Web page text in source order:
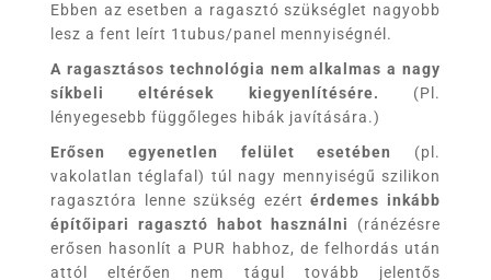
Ebben az esetben a ragasztó szükséglet nagyobb
lesz a fent leírt 1tubus/panel mennyiségnél.
A ragasztásos technológia nem alkalmas a nagy
síkbeli eltérések kiegyenlítésére.
(Pl.
lényegesebb függőleges hibák javítására.)
Erősen egyenetlen felület esetében (pl.
vakolatlan téglafal) túl nagy mennyiségű szilikon
ragasztóra lenne szükség ezértérdemes inkább
építőipari ragasztó habot használni
(ránézésre
erősen hasonlít a PUR habhoz, de felhordás után
attól eltérően nem tágul tovább jelentős